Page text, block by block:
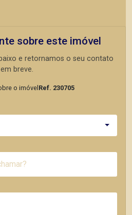
sobre este imóvel
e retornamos o seu contato
em breve.
o imóvel Ref. 230705